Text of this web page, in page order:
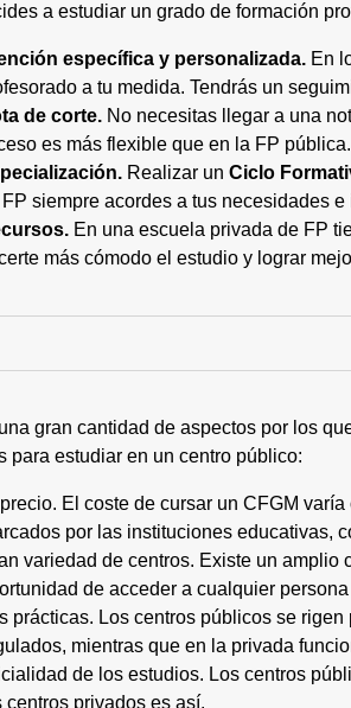
a estudiar un grado de formación
específica y personalizada. En
a tu medida. Tendrás un
de corte. No necesitas llegar a una
es más flexible que en la FP pública.
Realizar un Ciclo
siempre acordes a tus necesidades
En una escuela privada de FP
más cómodo el estudio y lograr
gran cantidad de aspectos por los
para estudiar en un centro público:
El coste de cursar un CFGM
por las instituciones educativas,
variedad de centros. Existe un
de acceder a cualquier
prácticas. Los centros públicos se
mientras que en la privada
de los estudios. Los centros
centros privados es así.